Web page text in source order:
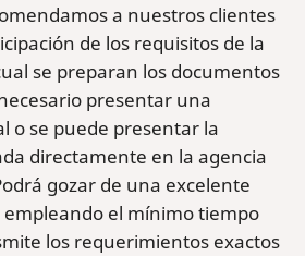
a nuestros clientes
de los requisitos de la
se preparan los documentos
presentar una
o se puede presentar la
directamente en la agencia
gozar de una excelente
empleando el mínimo tiempo
los requerimientos exactos